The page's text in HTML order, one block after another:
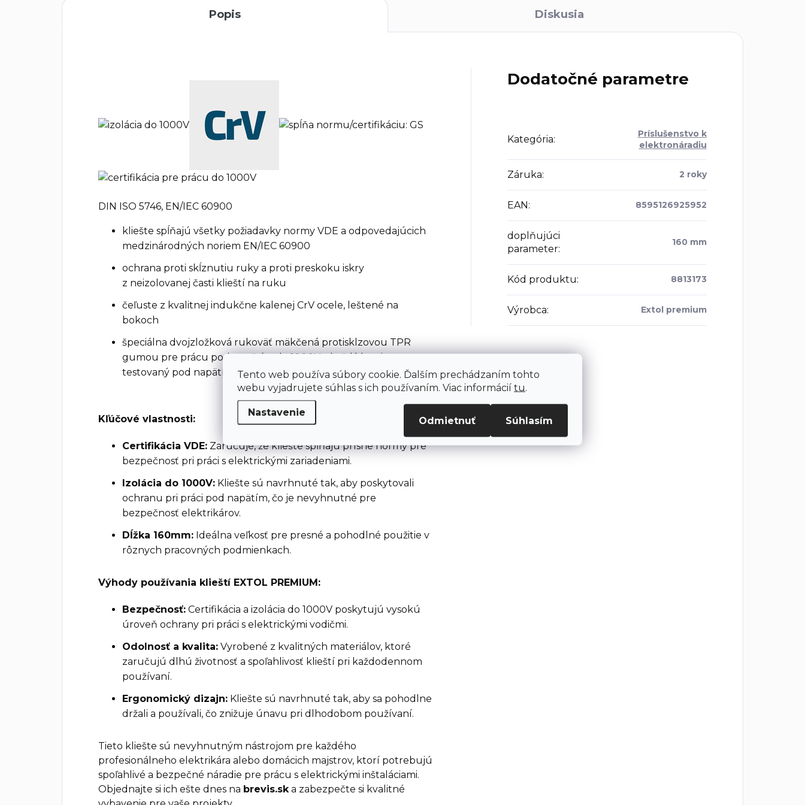
Tento web používa súbory cookie. Ďalším prechádzaním tohto
webu vyjadrujete súhlas s ich používaním. Viac informácií tu.
Nastavenie
Odmietnuť Súhlasím
Popis Diskusia
DIN ISO 5746, EN/IEC 60900
kliešte spĺňajú všetky požiadavky normy VDE a odpovedajúcich
medzinárodných noriem EN/IEC 60900
ochrana proti skĺznutiu ruky a proti preskoku iskry
z neizolovanej časti klieští na ruku
čeľuste z kvalitnej indukčne kalenej CrV ocele, leštené na
bokoch
špeciálna dvojzložková rukoväť mäkčená protisklzovou TPR
gumou pre prácu pod napätím do 1000V – každý kus je
testovaný pod napätím 10 000V
Kľúčové vlastnosti:
Certifikácia VDE: Zaručuje, že kliešte spĺňajú prísne normy pre
bezpečnosť pri práci s elektrickými zariadeniami.
Izolácia do 1000V: Kliešte sú navrhnuté tak, aby poskytovali
ochranu pri práci pod napätím, čo je nevyhnutné pre
bezpečnosť elektrikárov.
Dĺžka 160mm: Ideálna veľkosť pre presné a pohodlné použitie v
rôznych pracovných podmienkach.
Výhody používania klieští EXTOL PREMIUM:
Bezpečnosť: Certifikácia a izolácia do 1000V poskytujú vysokú
úroveň ochrany pri práci s elektrickými vodičmi.
Odolnosť a kvalita: Vyrobené z kvalitných materiálov, ktoré
zaručujú dlhú životnosť a spoľahlivosť klieští pri každodennom
používaní.
Ergonomický dizajn: Kliešte sú navrhnuté tak, aby sa pohodlne
držali a používali, čo znižuje únavu pri dlhodobom používaní.
Tieto kliešte sú nevyhnutným nástrojom pre každého
profesionálneho elektrikára alebo domácich majstrov, ktorí potrebujú
spoľahlivé a bezpečné náradie pre prácu s elektrickými inštaláciami.
Objednajte si ich ešte dnes na brevis.sk a zabezpečte si kvalitné
Dodatočné parametre
Kategória:
Príslušenstvo k
elektronáradiu
Záruka: 2 roky
EAN : 8595126925952
doplňujúci
parameter:
160 mm
Kód produktu: 8813173
Výrobca: Extol premium